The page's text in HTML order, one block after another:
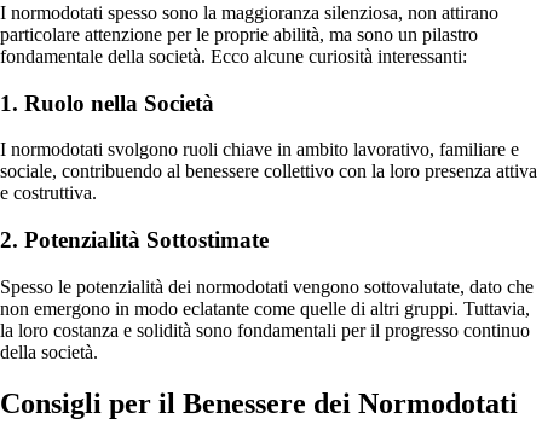
I normodotati spesso sono la maggioranza silenziosa, non attirano
particolare attenzione per le proprie abilità, ma sono un pilastro
fondamentale della società. Ecco alcune curiosità interessanti:
1. Ruolo nella Società
I normodotati svolgono ruoli chiave in ambito lavorativo, familiare e
sociale, contribuendo al benessere collettivo con la loro presenza attiva
e costruttiva.
2. Potenzialità Sottostimate
Spesso le potenzialità dei normodotati vengono sottovalutate, dato che
non emergono in modo eclatante come quelle di altri gruppi. Tuttavia,
la loro costanza e solidità sono fondamentali per il progresso continuo
della società.
Consigli per il Benessere dei Normodotati